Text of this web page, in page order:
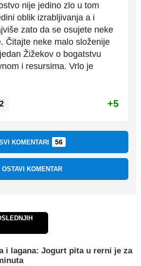
nije jedino zlo u tom
oblik izrabljivanja a i
zato da se osujete neke
Čitajte neke malo složenije
Žižekov o bogatstvu
i resursima. Vrlo je
2 +5
KOMENTARI 56
OSTAVI KOMENTAR
i lagana: Jogurt pita u rerni je za